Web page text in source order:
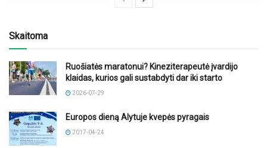
Skaitoma
Ruošiatės maratonui? Kineziterapeutė įvardijo
klaidas, kurios gali sustabdyti dar iki starto
2026-07-29
Europos dieną Alytuje kvepės pyragais
2017-04-24